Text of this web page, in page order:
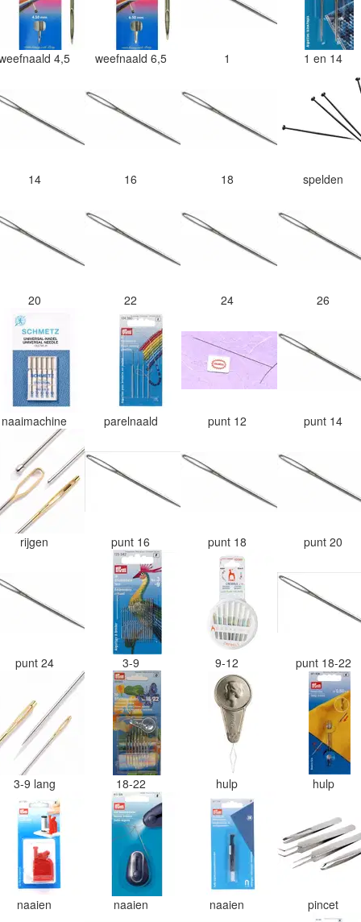
4,5 weefnaald 6,5 1 1 en 14
14 16 18 spelden
20 22 24 26
naaimachine parelnaald punt 12 punt 14
rijgen punt 16 punt 18 punt 20
punt 24 3-9 9-12 punt 18-22
3-9 lang 18-22 hulp hulp
naaien naaien naaien pincet